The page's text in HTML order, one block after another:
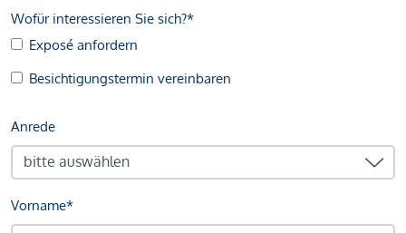
Wofür interessieren Sie sich?*
Exposé anfordern
Besichtigungstermin vereinbaren
Anrede
Vorname*